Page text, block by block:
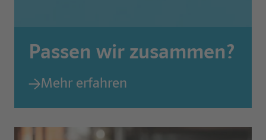
Passen wir zusammen?
Mehr erfahren